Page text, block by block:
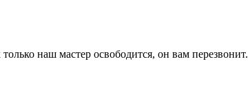
наш мастер освободится, он вам перезвонит.